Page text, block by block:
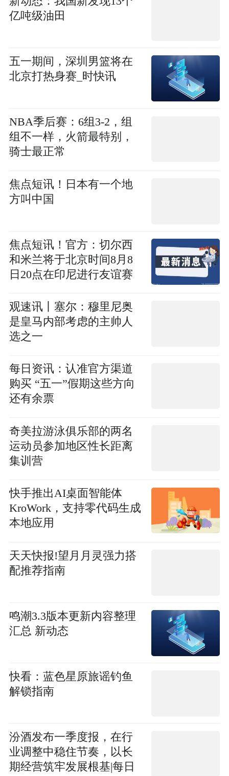
亿吨级油田
五一期间，深圳男篮将在
北京打热身赛_时快讯
NBA季后赛：6组3-2，组
组不一样，火箭最特别，
骑士最正常
焦点短讯！日本有一个地
方叫中国
焦点短讯！官方：切尔西
和米兰将于北京时间8月8
日20点在印尼进行友谊赛
观速讯丨塞尔：穆里尼奥
是皇马内部考虑的主帅人
选之一
每日资讯：认准官方渠道
购买 “五一”假期这些方向
还有余票
奇美拉游泳俱乐部的两名
运动员参加地区性长距离
集训营
快手推出AI桌面智能体
KroWork，支持零代码生成
本地应用
天天快报!望月月灵强力搭
配推荐指南
鸣潮3.3版本更新内容整理
汇总 新动态
快看：蓝色星原旅谣钓鱼
解锁指南
汾酒发布一季度报，在行
业调整中稳住节奏，以长
期经营筑牢发展根基|每日